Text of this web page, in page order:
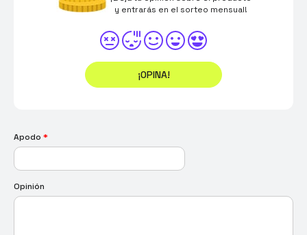
y entrarás en el sorteo mensual!
¡OPINA!
Apodo *
Opinión